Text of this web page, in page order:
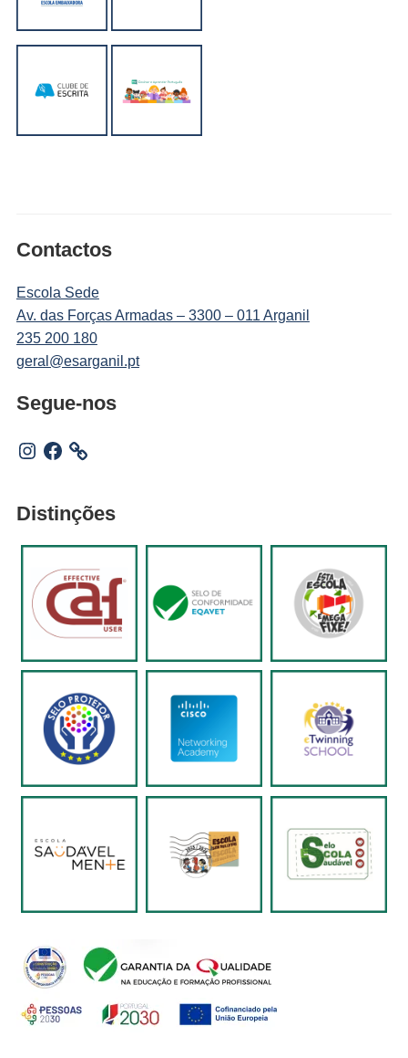
Contactos
Escola Sede
Av. das Forças Armadas – 3300 – 011 Arganil
235 200 180
geral@esarganil.pt
Segue-nos
Instagram
Facebook
Distinções